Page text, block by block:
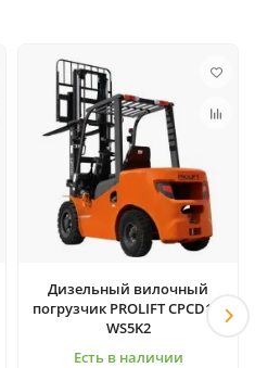
Дизельный вилочный
погрузчик PROLIFT CPCD18-
WS5K2
Есть в наличии